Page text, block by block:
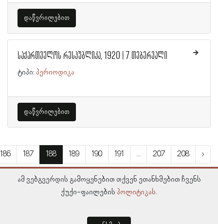
დაწვრილებით
საქართველოს რესპუბლიკა, 1920 | 7 თებერვალი
ტიპი: პერიოდიკა
დაწვრილებით
186 187 188 189 190 191 ... 207 208 ›
ამ ვებგვერდის გამოყენებით თქვენ ეთანხმებით ჩვენს
ქუქი-ფაილების პოლიტიკას.